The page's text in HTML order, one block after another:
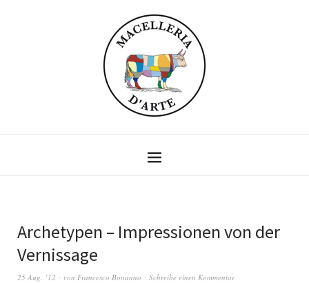
Archetypen – Impressionen von der
Vernissage
25 Aug. ’12 von Francesco Bonanno Schreibe einen Kommentar